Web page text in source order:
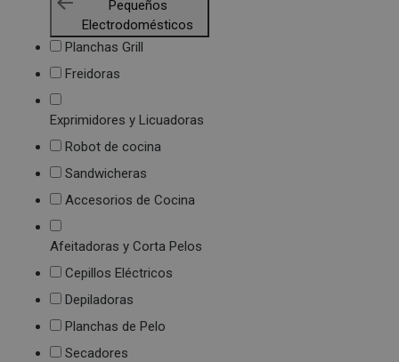
Pequeños
Electrodomésticos
Planchas Grill
Freidoras
Exprimidores y Licuadoras
Robot de cocina
Sandwicheras
Accesorios de Cocina
Afeitadoras y Corta Pelos
Cepillos Eléctricos
Depiladoras
Planchas de Pelo
Secadores